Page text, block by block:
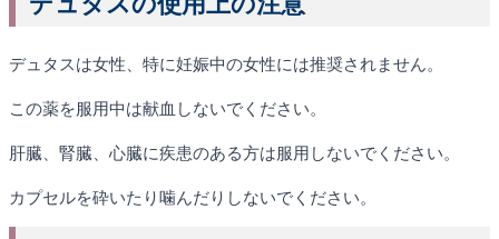
デュタスは女性、特に妊娠中の女性には推奨されません。
この薬を服用中は献血しないでください。
肝臓、腎臓、心臓に疾患のある方は服用しないでください。
カプセルを砕いたり噛んだりしないでください。